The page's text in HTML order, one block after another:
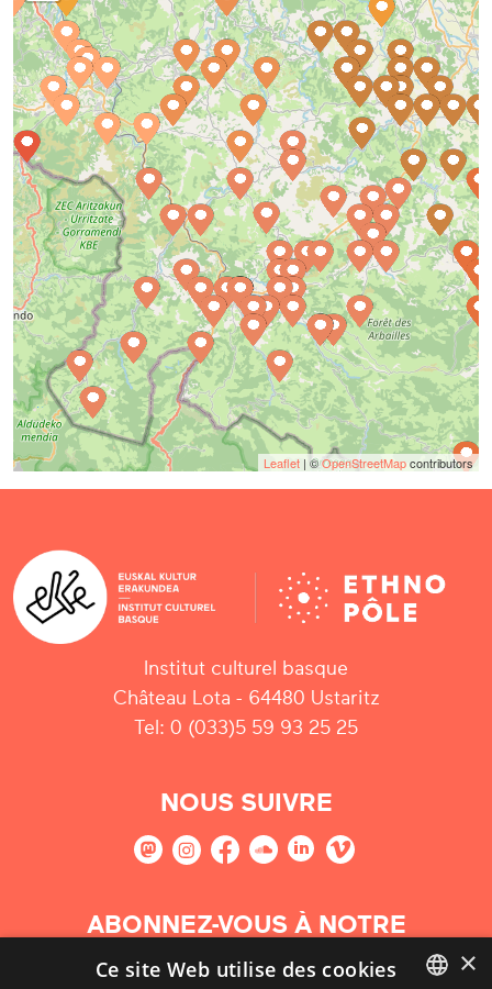
Leaflet | ©OpenStreetMapcontributors
Institut culturel basque
Château Lota - 64480 Ustaritz
Tel: 0 (033)5 59 93 25 25
NOUS SUIVRE
ABONNEZ-VOUS À NOTRE
NEWSLETTER
×
Ce site Web utilise des cookies